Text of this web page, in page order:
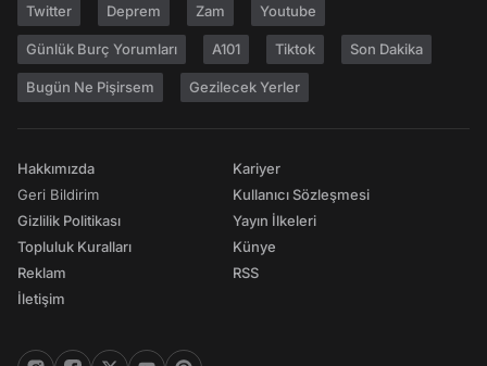
Twitter Deprem Zam Youtube
Günlük Burç Yorumları A101 Tiktok Son Dakika
Bugün Ne Pişirsem Gezilecek Yerler
Hakkımızda
Geri Bildirim
Gizlilik Politikası
Topluluk Kuralları
Reklam
İletişim
Kariyer
Kullanıcı Sözleşmesi
Yayın İlkeleri
Künye
RSS